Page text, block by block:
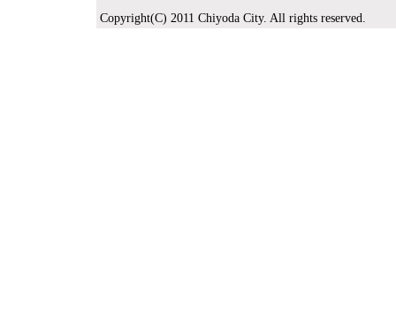
Copyright(C) 2011 Chiyoda City. All rights reserved.